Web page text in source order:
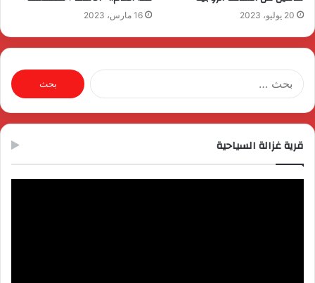
20 يوليو، 2023 16 مارس، 2023
البحث
عن:
قرية غزالة السياحية